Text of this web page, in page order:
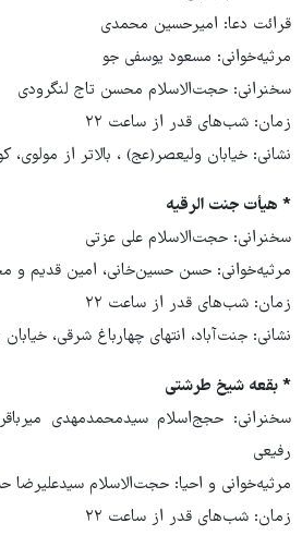
قرائت دعا: امیرحسین محمدی
مرثیه‌خوانی: مسعود یوسفی جو
سخنرانی: حجت‌الاسلام محسن تاج لنگرودی
زمان: شب‌های قدر از ساعت ۲۲
نشانی: خیابان ولیعصر(عج) ، بالاتر از مولوی،
* هیأت جنت الرقیه
سخنرانی: حجت‌الاسلام علی عزتی
مرثیه‌خوانی: حسن حسین‌خانی، امین قدیم و
زمان: شب‌های قدر از ساعت ۲۲
نشانی: جنت‌آباد، انتهای چهارباغ شرقی،
* بقعه شیخ طرشتی
سخنرانی: حجج‌اسلام سیدمحمدمهدی
رفیعی
مرثیه‌خوانی و احیا: حجت‌الاسلام سیدعلیرضا
زمان: شب‌های قدر از ساعت ۲۲